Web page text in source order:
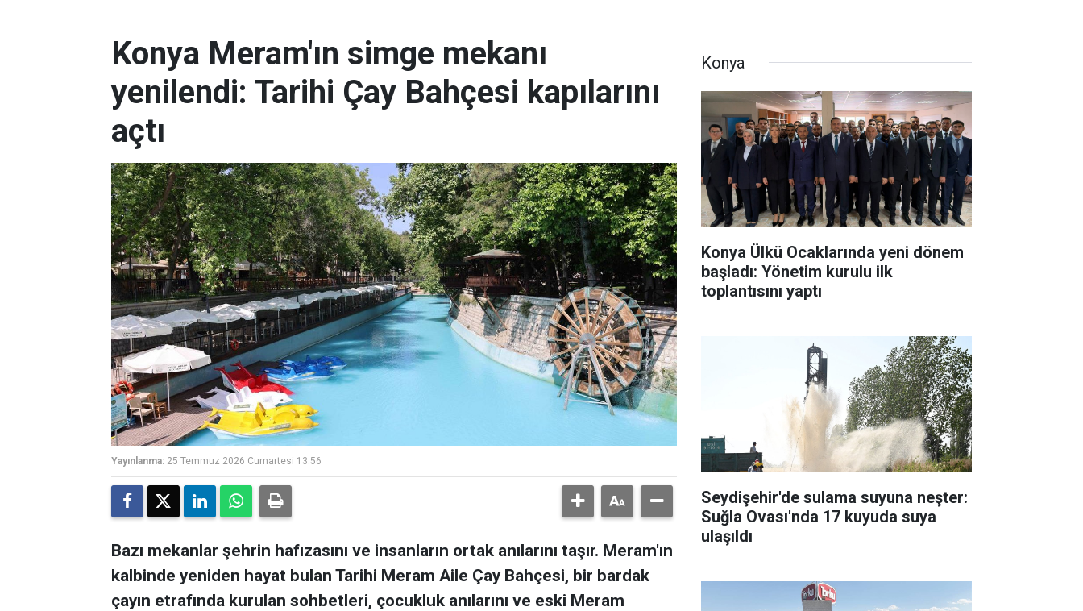
Konya Meram'ın simge mekanı
yenilendi: Tarihi Çay Bahçesi kapılarını
açtı
Yayınlanma: 25 Temmuz 2026 Cumartesi 13:56
Bazı mekanlar şehrin hafızasını ve insanların ortak anılarını taşır. Meram'ın
kalbinde yeniden hayat bulan Tarihi Meram Aile Çay Bahçesi, bir bardak
çayın etrafında kurulan sohbetleri, çocukluk anılarını ve eski Meram
Konya
Konya Ülkü Ocaklarında yeni dönem
başladı: Yönetim kurulu ilk
toplantısını yaptı
Seydişehir'de sulama suyuna neşter:
Suğla Ovası'nda 17 kuyuda suya
ulaşıldı